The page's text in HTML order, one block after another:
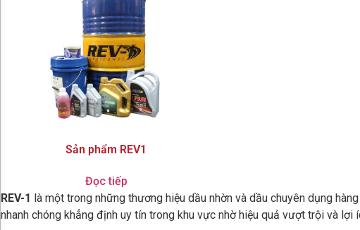
Sản phẩm REV1
Đọc tiếp
REV-1 là một trong những thương hiệu dầu nhờn và dầu chuyên dụng
nhanh chóng khẳng định uy tín trong khu vực nhờ hiệu quả vượt trội và lợi